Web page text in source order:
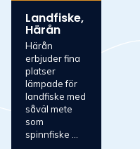
Landfiske,
Härån
Härån
erbjuder fina
platser
lämpade för
landfiske med
såväl mete
som
spinnfiske ...